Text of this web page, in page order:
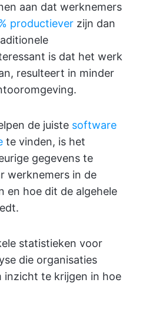
aan dat werknemers
productiever zijn dan
is dat het werk
resulteert in minder
de juiste software
te vinden, is het
gegevens te
werknemers in de
en hoe dit de algehele
statistieken voor
die organisaties
inzicht te krijgen in hoe